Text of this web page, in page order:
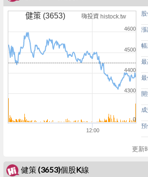
健策 (3653) 嗨投資 histock.tw
12:00
4300
4400
4500
4600
0
漲
開
更新
健策 (3653)個股K線